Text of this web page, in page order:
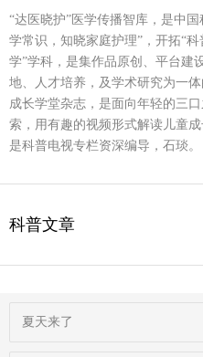
“达医晓护”医学传播智库，是中
学常识，知晓家庭护理”，开拓“
学”学科，是集作品原创、平台建
地、人才培养，及学术研究为一体
成长学堂杂志，是面向年轻的三
索，用有趣的视频形式解读儿童
是科普电视专栏资深编导，石琰。
科普文章
夏天来了